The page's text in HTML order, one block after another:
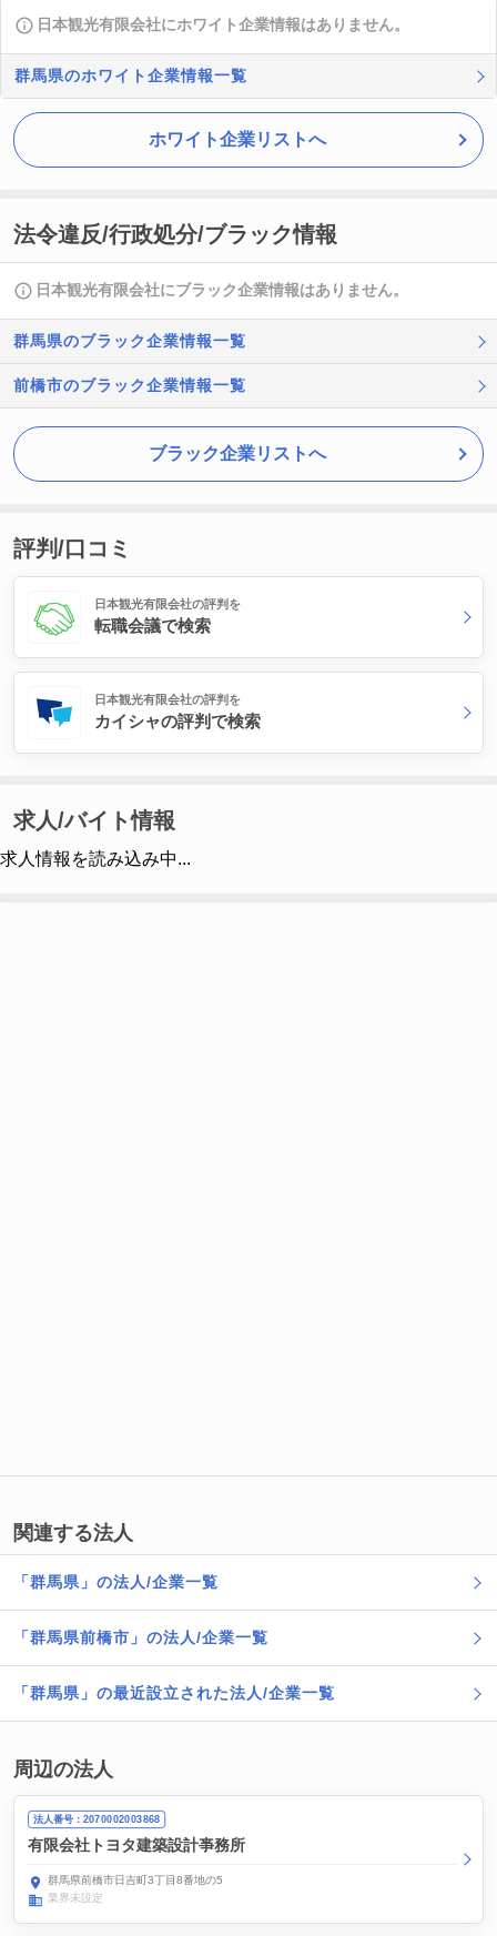
日本観光有限会社にホワイト企業情報はありません。
群馬県のホワイト企業情報一覧
ホワイト企業リストへ
法令違反/行政処分/ブラック情報
日本観光有限会社にブラック企業情報はありません。
群馬県のブラック企業情報一覧
前橋市のブラック企業情報一覧
ブラック企業リストへ
評判/口コミ
日本観光有限会社の評判を
転職会議で検索
日本観光有限会社の評判を
カイシャの評判で検索
求人/バイト情報
求人情報を読み込み中...
関連する法人
「群馬県」の法人/企業一覧
「群馬県前橋市」の法人/企業一覧
「群馬県」の最近設立された法人/企業一覧
周辺の法人
法人番号：2070002003868
有限会社トヨタ建築設計亊務所
群馬県前橋市日吉町3丁目8番地の5
業界未設定